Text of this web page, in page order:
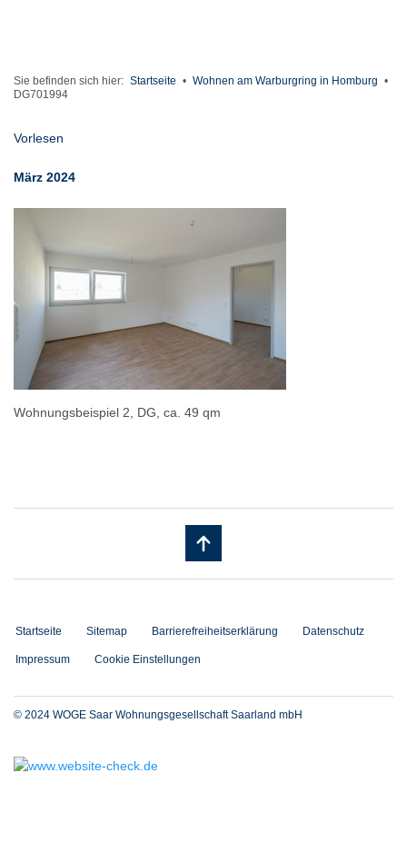
Sie befinden sich hier: Startseite • Wohnen am Warburgring in Homburg •
DG701994
Vorlesen
März 2024
Wohnungsbeispiel 2, DG, ca. 49 qm
Startseite Sitemap Barrierefreiheitserklärung Datenschutz
Impressum Cookie Einstellungen
© 2024 WOGE Saar Wohnungsgesellschaft Saarland mbH